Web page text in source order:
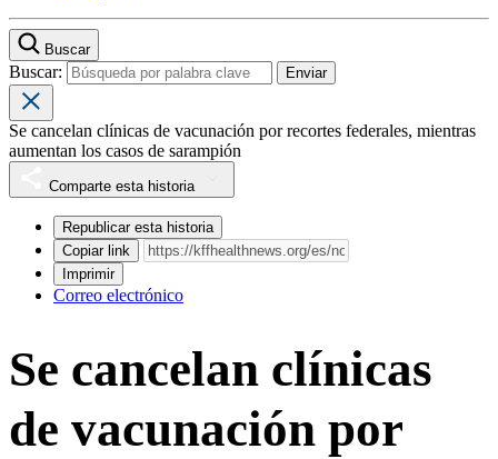
Buscar
Buscar:
Se cancelan clínicas de vacunación por recortes federales, mientras
aumentan los casos de sarampión
Comparte esta historia
Republicar esta historia
Copiar link
Imprimir
Correo electrónico
Se cancelan clínicas
de vacunación por